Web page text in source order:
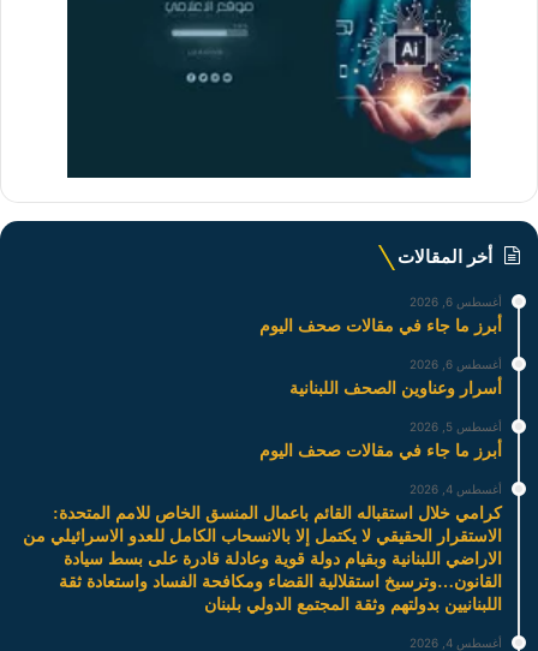
أخر المقالات
أغسطس 6, 2026
أبرز ما جاء في مقالات صحف اليوم
أغسطس 6, 2026
أسرار وعناوين الصحف اللبنانية
أغسطس 5, 2026
أبرز ما جاء في مقالات صحف اليوم
أغسطس 4, 2026
كرامي خلال استقباله القائم باعمال المنسق الخاص للامم المتحدة:
الاستقرار الحقيقي لا يكتمل إلا بالانسحاب الكامل للعدو الاسرائيلي من
الاراضي اللبنانية وبقيام دولة قوية وعادلة قادرة على بسط سيادة
القانون…وترسيخ استقلالية القضاء ومكافحة الفساد واستعادة ثقة
اللبنانيين بدولتهم وثقة المجتمع الدولي بلبنان
أغسطس 4, 2026